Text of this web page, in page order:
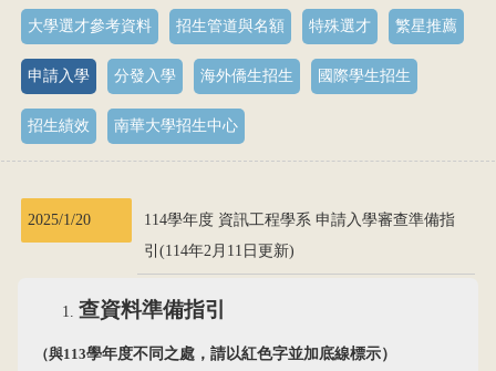
大學選才參考資料 招生管道與名額 特殊選才 繁星推薦
申請入學 分發入學 海外僑生招生 國際學生招生
招生績效 南華大學招生中心
2025/1/20
114學年度 資訊工程學系 申請入學審查準備指
引(114年2月11日更新)
查資料準備指引
（與113學年度不同之處，請以紅色字並加底線標示）